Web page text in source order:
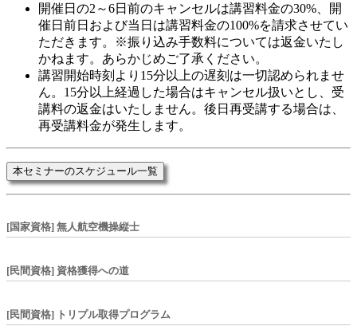
開催日の2～6日前のキャンセルは講習料金の30%、開
催日前日および当日は講習料金の100%を請求させてい
ただきます。※振り込み手数料については返金いたし
かねます。あらかじめご了承ください。
講習開始時刻より15分以上の遅刻は一切認められませ
ん。15分以上経過した場合はキャンセル扱いとし、受
講料の返金はいたしません。後日再受講する場合は、
再受講料金が発生します。
本セミナーのスケジュール一覧
[国家資格] 無人航空機操縦士
[民間資格] 資格獲得への道
[民間資格] トリプル取得プログラム